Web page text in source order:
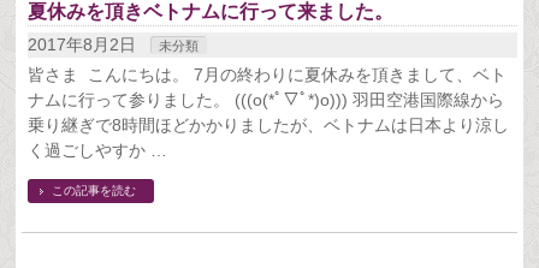
夏休みを頂きベトナムに行って来ました。
2017年8月2日 未分類
皆さま こんにちは。 7月の終わりに夏休みを頂きまして、ベト
ナムに行って参りました。 (((o(*ﾟ▽ﾟ*)o))) 羽田空港国際線から
乗り継ぎで8時間ほどかかりましたが、ベトナムは日本より涼し
く過ごしやすか …
この記事を読む